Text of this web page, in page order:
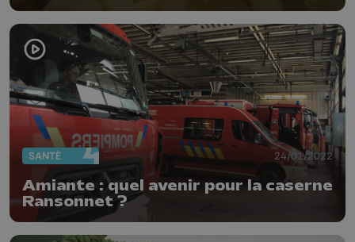
SANTÉ 24/01/2022
Amiante : quel avenir pour la caserne
Ransonnet ?